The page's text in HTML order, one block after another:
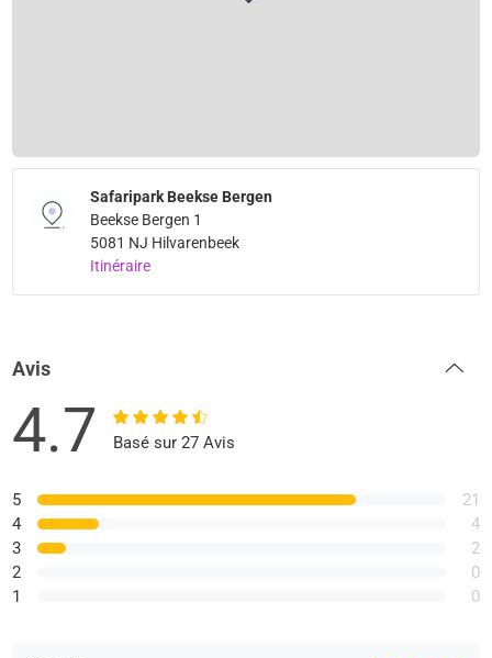
Safaripark Beekse Bergen
Beekse Bergen 1
5081 NJ Hilvarenbeek
Itinéraire
Avis
4.7 Basé sur 27 Avis
5
4
3
2
1
21
4
2
0
0